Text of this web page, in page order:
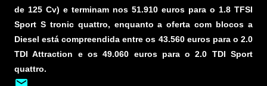
de 125 Cv) e terminam nos 51.910 euros para o 1.8 TFSI
Sport S tronic quattro, enquanto a oferta com blocos a
Diesel está compreendida entre os 43.560 euros para o 2.0
TDI Attraction e os 49.060 euros para o 2.0 TDI Sport
quattro.